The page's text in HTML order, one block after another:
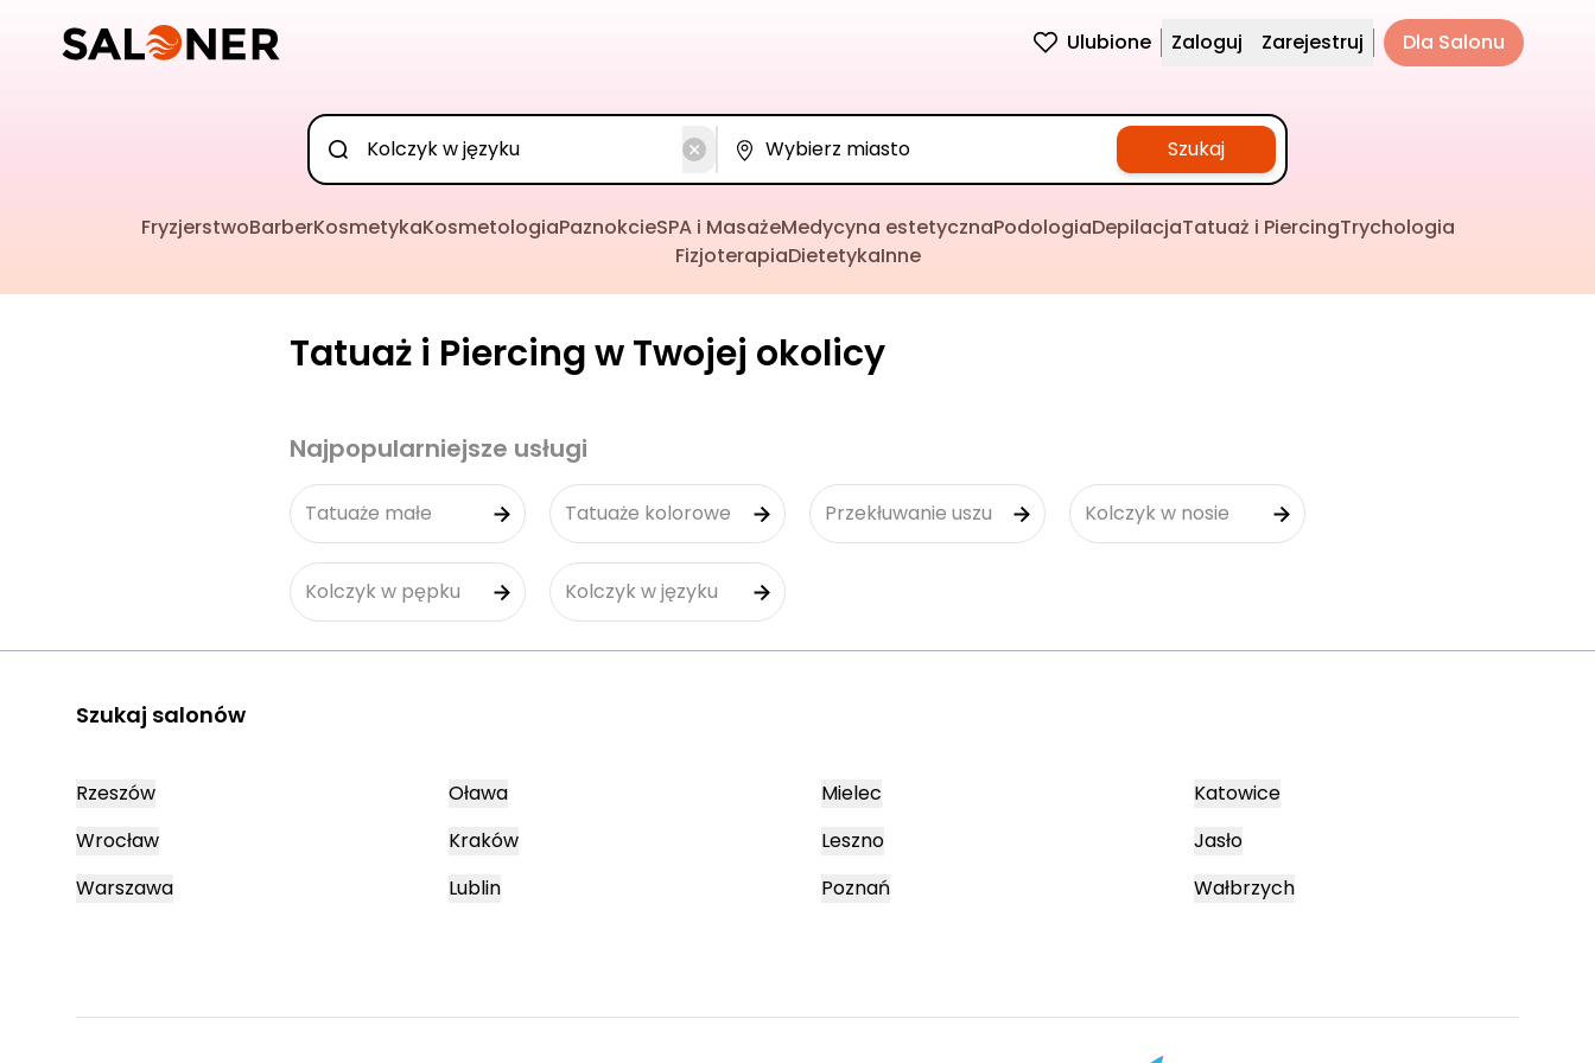
Ulubione Zaloguj Zarejestruj Dla Salonu
Szukaj
FryzjerstwoBarberKosmetykaKosmetologiaPaznokcieSPA i MasażeMedycyna estetycznaPodologiaDepilacjaTatuaż i PiercingTrychologia
FizjoterapiaDietetykaInne
Tatuaż i Piercing w Twojej okolicy
Najpopularniejsze usługi
Tatuaże małe Tatuaże kolorowe Przekłuwanie uszu Kolczyk w nosie
Kolczyk w pępku Kolczyk w języku
Szukaj salonów
Rzeszów
Wrocław
Warszawa
Oława
Kraków
Lublin
Mielec
Leszno
Poznań
Katowice
Jasło
Wałbrzych